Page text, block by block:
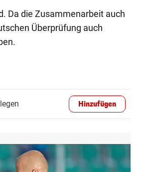
Da die Zusammenarbeit auch
Überprüfung auch
Hinzufügen